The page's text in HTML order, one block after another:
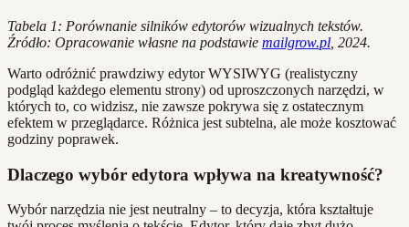
Tabela 1: Porównanie silników edytorów wizualnych tekstów.
Źródło: Opracowanie własne na podstawie mailgrow.pl , 2024.
Warto odróżnić prawdziwy edytor WYSIWYG (realistyczny
podgląd każdego elementu strony) od uproszczonych narzędzi, w
których to, co widzisz, nie zawsze pokrywa się z ostatecznym
efektem w przeglądarce. Różnica jest subtelna, ale może kosztować
godziny poprawek.
Dlaczego wybór edytora wpływa na kreatywność?
Wybór narzędzia nie jest neutralny – to decyzja, która kształtuje